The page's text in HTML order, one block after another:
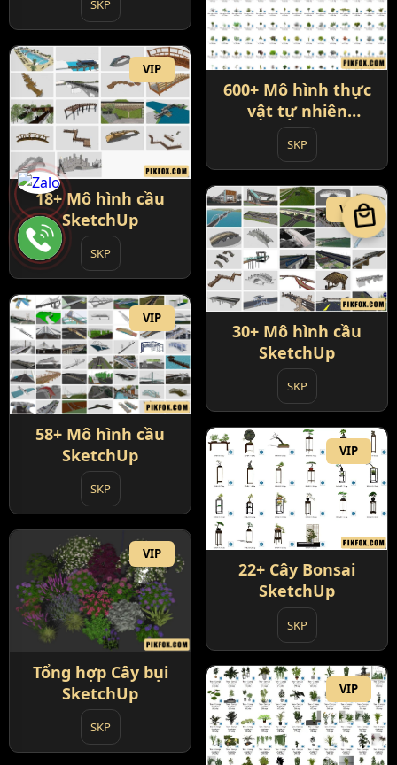
SKP
600+ Mô hình thực
vật tự nhiên
SketchUp
SKP
VIP
18+ Mô hình cầu
SketchUp
SKP
VIP
30+ Mô hình cầu
SketchUp
SKP
VIP
58+ Mô hình cầu
SketchUp
SKP
VIP
22+ Cây Bonsai
SketchUp
SKP
VIP
Tổng hợp Cây bụi
SketchUp
SKP
VIP
local_mall